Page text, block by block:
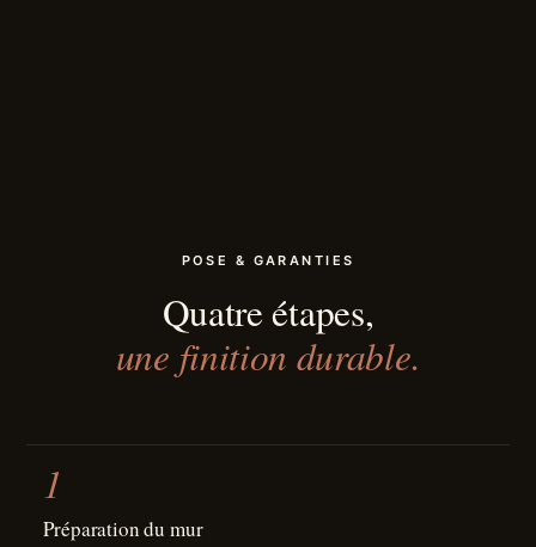
POSE & GARANTIES
Quatre étapes,
une finition durable.
1
Préparation du mur